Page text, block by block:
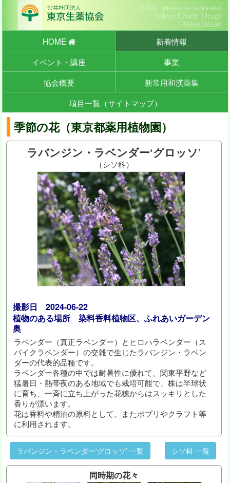
HOME
新着情報
イベント・講座
事業
協会概要
新常用和漢薬集
項目一覧（サイトマップ）
季節の花（東京都薬用植物園）
ラバンジン・ラベンダー‘グロッソ’
（シソ科）
撮影日 2024-06-22
植物のある場所 染料香料植物区、ふれあいガーデン
奥
ラベンダー（真正ラベンダー）とヒロハラベンダー（ス
パイクラベンダー）の交雑で生じたラバンジン・ラベン
ダーの代表的品種です。
ラベンダー各種の中では耐暑性に優れて、関東平野など
猛暑日・熱帯夜のある地域でも栽培可能で、株は半球状
に育ち、一斉に立ち上がった花穂からはスッキリとした
香りが漂います。
花は香料や精油の原料として、またポプリやクラフト等
に利用されます。
ラバンジン・ラベンダー‘グロッソ’ 一覧 シソ科 一覧
同時期の花々